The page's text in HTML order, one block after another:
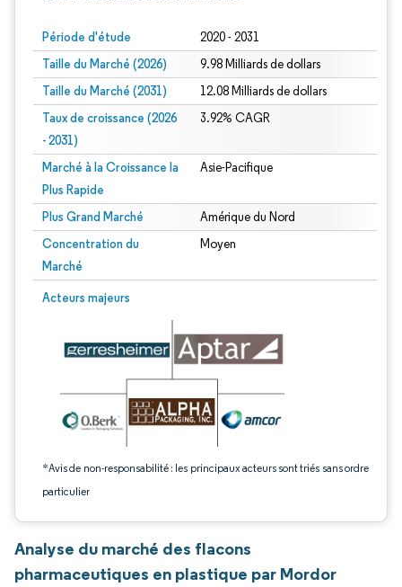
Période d'étude 2020 - 2031
Taille du Marché (2026) 9.98 Milliards de dollars
Taille du Marché (2031) 12.08 Milliards de dollars
Taux de croissance (2026
- 2031)
3.92% CAGR
Marché à la Croissance la
Plus Rapide
Asie-Pacifique
Plus Grand Marché Amérique du Nord
Concentration du
Marché
Moyen
Acteurs majeurs
*Avis de non-responsabilité : les principaux acteurs sont triés sans ordre
particulier
Image © Mordor Intelligence. La réutilisation nécessite une attribution sous CC
Analyse du marché des flacons
pharmaceutiques en plastique par Mordor